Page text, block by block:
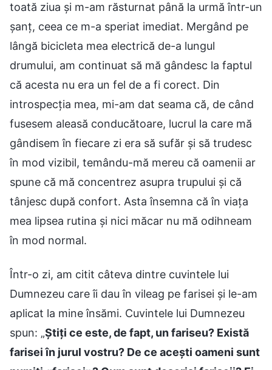
toată ziua și m-am răsturnat până la urmă într-un
șanț, ceea ce m-a speriat imediat. Mergând pe
lângă bicicleta mea electrică de-a lungul
drumului, am continuat să mă gândesc la faptul
că acesta nu era un fel de a fi corect. Din
introspecția mea, mi-am dat seama că, de când
fusesem aleasă conducătoare, lucrul la care mă
gândisem în fiecare zi era să sufăr și să trudesc
în mod vizibil, temându-mă mereu că oamenii ar
spune că mă concentrez asupra trupului și că
tânjesc după confort. Asta însemna că în viața
mea lipsea rutina și nici măcar nu mă odihneam
în mod normal.
Într-o zi, am citit câteva dintre cuvintele lui
Dumnezeu care îi dau în vileag pe farisei și le-am
aplicat la mine însămi. Cuvintele lui Dumnezeu
spun: „Știți ce este, de fapt, un fariseu? Există
farisei în jurul vostru? De ce acești oameni sunt